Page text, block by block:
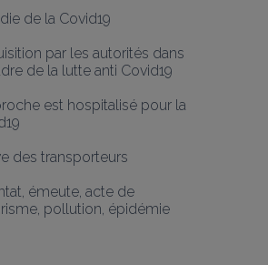
de la Covid19
par les autorités dans
de la lutte anti Covid19
est hospitalisé pour la
des transporteurs
émeute, acte de
pollution, épidémie